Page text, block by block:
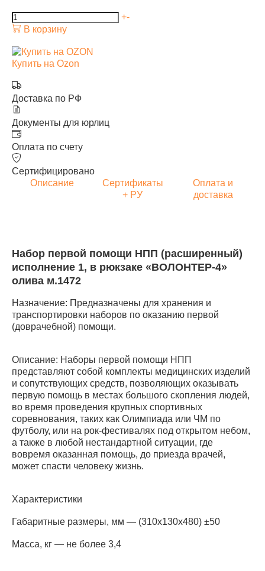
+-
В корзину
Купить на Ozon
Доставка по РФ
Документы для юрлиц
Оплата по счету
Сертифицировано
Описание
Сертификаты
+ РУ
Оплата и
доставка
Набор первой помощи НПП (расширенный)
исполнение 1, в рюкзаке «ВОЛОНТЕР-4»
олива м.1472
Назначение: Предназначены для хранения и
транспортировки наборов по оказанию первой
(доврачебной) помощи.
Описание: Наборы первой помощи НПП
представляют собой комплекты медицинских изделий
и сопутствующих средств, позволяющих оказывать
первую помощь в местах большого скопления людей,
во время проведения крупных спортивных
соревнования, таких как Олимпиада или ЧМ по
футболу, или на рок-фестивалях под открытом небом,
а также в любой нестандартной ситуации, где
вовремя оказанная помощь, до приезда врачей,
может спасти человеку жизнь.
Характеристики
Габаритные размеры, мм — (310х130х480) ±50
Масса, кг — не более 3,4